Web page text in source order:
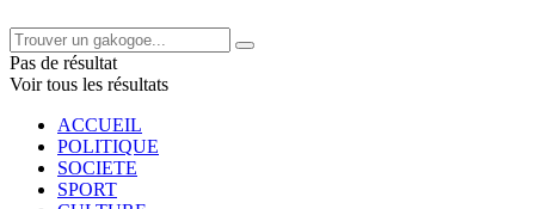
Pas de résultat
Voir tous les résultats
ACCUEIL
POLITIQUE
SOCIETE
SPORT